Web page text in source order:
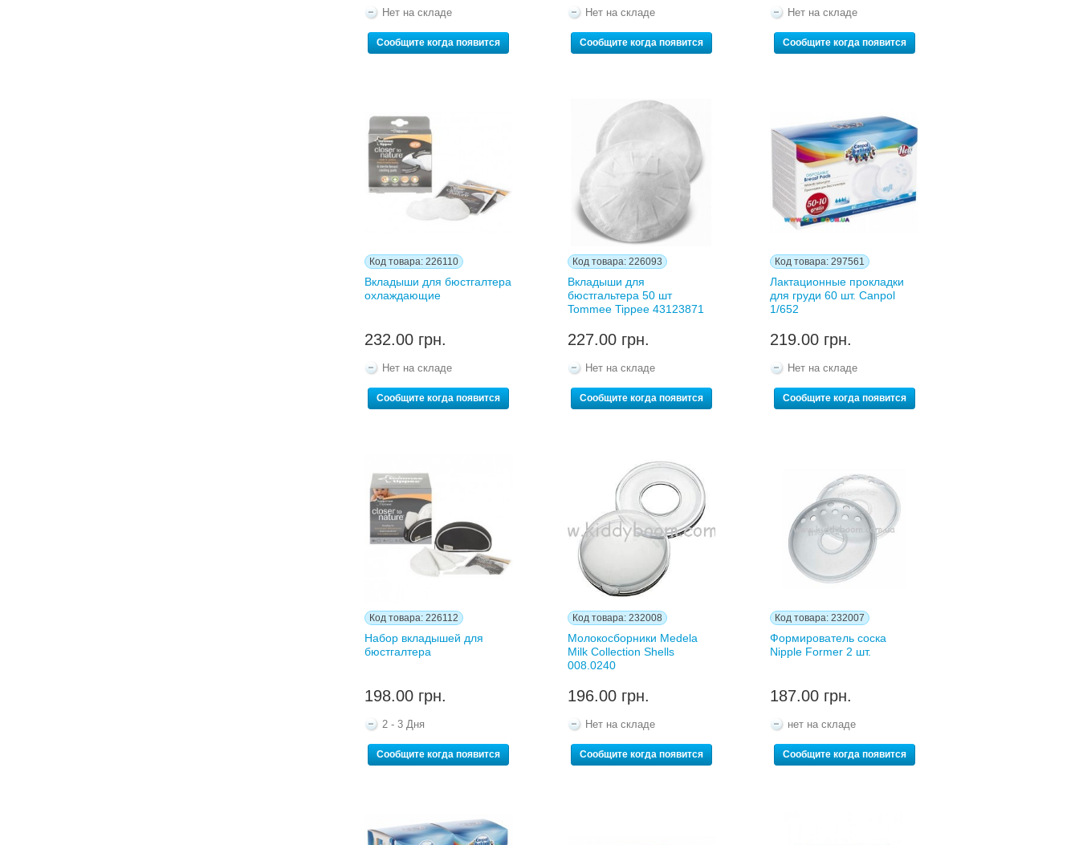
Нет на складе
Сообщите когда появится
Нет на складе
Сообщите когда появится
Нет на складе
Сообщите когда появится
Код товара: 226110
Вкладыши для бюстгалтера
охлаждающие
232.00 грн.
Нет на складе
Сообщите когда появится
Код товара: 226093
Вкладыши для
бюстгальтера 50 шт
Tommee Tippee 43123871
227.00 грн.
Нет на складе
Сообщите когда появится
Код товара: 297561
Лактационные прокладки
для груди 60 шт. Canpol
1/652
219.00 грн.
Нет на складе
Сообщите когда появится
Код товара: 226112
Набор вкладышей для
бюстгалтера
198.00 грн.
2 - 3 Дня
Сообщите когда появится
Код товара: 232008
Молокосборники Medela
Milk Collection Shells
008.0240
196.00 грн.
Нет на складе
Сообщите когда появится
Код товара: 232007
Формирователь соска
Nipple Former 2 шт.
187.00 грн.
нет на складе
Сообщите когда появится